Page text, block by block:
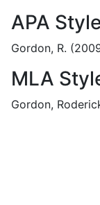
APA
Gordon, R.
MLA
Gordon,